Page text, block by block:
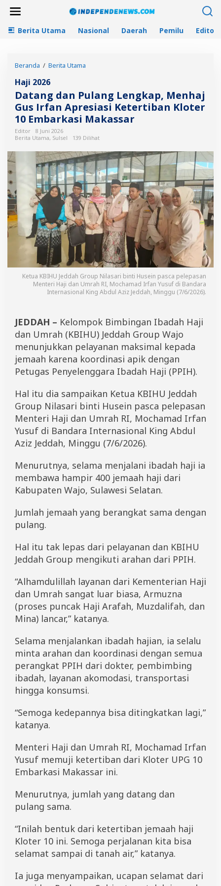
Berita Utama Nasional Daerah Pemilu
Beranda / Berita Utama
a
n
g
d
n
u
l
a
n
g
L
e
n
g
k
,
M
e
n
h
G
u
s
I
r
f
a
A
p
r
s
a
i
K
e
t
r
a
K
o
t
e
r
1
m
b
r
k
a
M
s
a
r
Haji 2026
Datang dan Pulang Lengkap, Menhaj
Gus Irfan Apresiasi Ketertiban Kloter
10 Embarkasi Makassar
Editor
8 Juni 2026
Berita Utama, Sulsel 139 Dilihat
Ketua KBIHU Jeddah Group Nilasari binti Husein pasca pelepasan
Menteri Haji dan Umrah RI, Mochamad Irfan Yusuf di Bandara
Internasional King Abdul Aziz Jeddah, Minggu (7/6/2026).
JEDDAH – Kelompok Bimbingan Ibadah Haji
dan Umrah (KBIHU) Jeddah Group Wajo
menunjukkan pelayanan maksimal kepada
jemaah karena koordinasi apik dengan
Petugas Penyelenggara Ibadah Haji (PPIH).
Hal itu dia sampaikan Ketua KBIHU Jeddah
Group Nilasari binti Husein pasca pelepasan
Menteri Haji dan Umrah RI, Mochamad Irfan
Yusuf di Bandara Internasional King Abdul
Aziz Jeddah, Minggu (7/6/2026).
Menurutnya, selama menjalani ibadah haji ia
membawa hampir 400 jemaah haji dari
Kabupaten Wajo, Sulawesi Selatan.
Jumlah jemaah yang berangkat sama dengan
pulang.
Hal itu tak lepas dari pelayanan dan KBIHU
Jeddah Group mengikuti arahan dari PPIH.
“Alhamdulillah layanan dari Kementerian Haji
dan Umrah sangat luar biasa, Armuzna
(proses puncak Haji Arafah, Muzdalifah, dan
Mina) lancar,” katanya.
Selama menjalankan ibadah hajian, ia selalu
minta arahan dan koordinasi dengan semua
perangkat PPIH dari dokter, pembimbing
ibadah, layanan akomodasi, transportasi
hingga konsumsi.
“Semoga kedepannya bisa ditingkatkan lagi,”
katanya.
Menteri Haji dan Umrah RI, Mochamad Irfan
Yusuf memuji ketertiban dari Kloter UPG 10
Embarkasi Makassar ini.
Menurutnya, jumlah yang datang dan
pulang sama.
“Inilah bentuk dari ketertiban jemaah haji
Kloter 10 ini. Semoga perjalanan kita bisa
selamat sampai di tanah air,” katanya.
Ia juga menyampaikan, ucapan selamat dari